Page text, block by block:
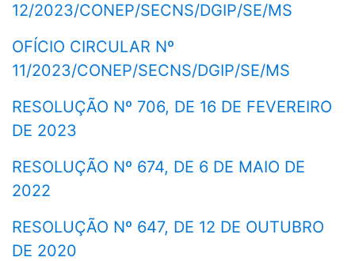
12/2023/CONEP/SECNS/DGIP/SE/MS
OFÍCIO CIRCULAR Nº
11/2023/CONEP/SECNS/DGIP/SE/MS
RESOLUÇÃO Nº 706, DE 16 DE FEVEREIRO
DE 2023
RESOLUÇÃO Nº 674, DE 6 DE MAIO DE
2022
RESOLUÇÃO Nº 647, DE 12 DE OUTUBRO
DE 2020